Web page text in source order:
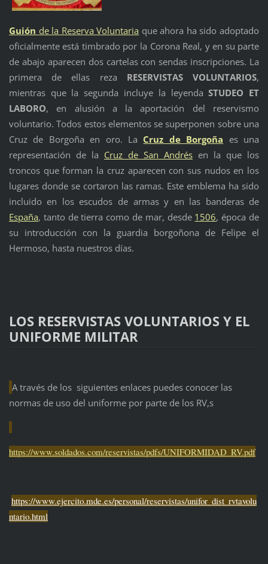
Guión de la Reserva Voluntaria que ahora ha sido adoptado
oficialmente está timbrado por la Corona Real, y en su parte
de abajo aparecen dos cartelas con sendas inscripciones. La
primera de ellas reza RESERVISTAS VOLUNTARIOS,
mientras que la segunda incluye la leyendaSTUDEO ET
LABORO, en alusión a la aportación del reservismo
voluntario. Todos estos elementos se superponen sobre una
Cruz de Borgoña en oro. La Cruz de Borgoña es una
representación de la Cruz de San Andrés en la que los
troncos que forman la cruz aparecen con sus nudos en los
lugares donde se cortaron las ramas. Este emblema ha sido
incluido en los escudos de armas y en las banderas de
España, tanto de tierra como de mar, desde 1506, época de
su introducción con la guardia borgoñona de Felipe el
Hermoso, hasta nuestros días.
LOS RESERVISTAS VOLUNTARIOS Y EL
UNIFORME MILITAR
A través de los siguientes enlaces puedes conocer las
normas de uso del uniforme por parte de los RV,s
https://www.soldados.com/reservistas/pdfs/UNIFORMIDAD_RV.pdf
https://www.ejercito.mde.es/personal/reservistas/unifor_dist_rvtavolu
ntario.html